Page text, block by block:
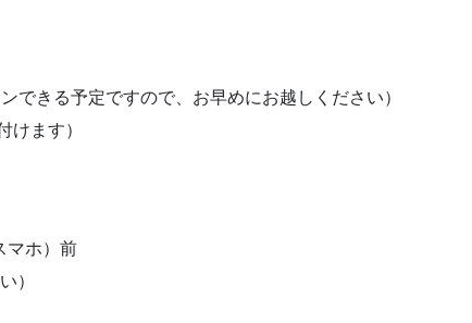
きる予定ですので、お早めにお越しください）
ます）
マホ）前
）